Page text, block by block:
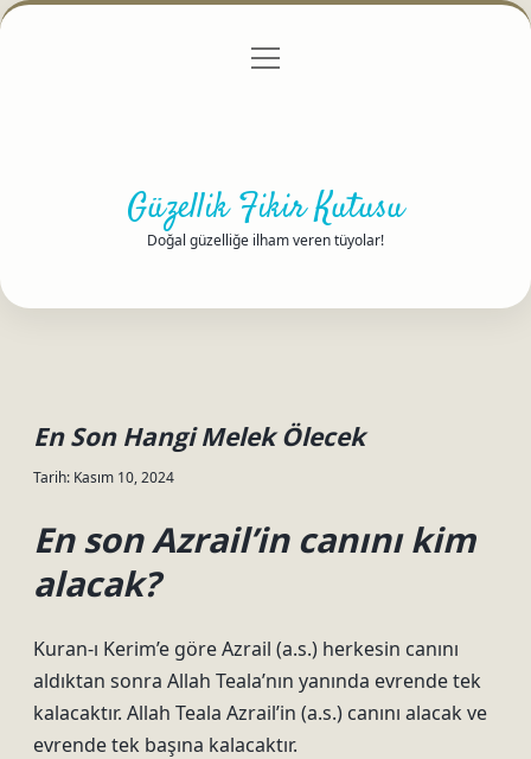
Gizlilik Politikası
menüyü
Güzellik Fikir Kutusu
Doğal güzelliğe ilham veren tüyolar!
En Son Hangi Melek Ölecek
Tarih: Kasım 10, 2024
En son Azrail’in canını kim
alacak?
Kuran-ı Kerim’e göre Azrail (a.s.) herkesin canını
aldıktan sonra Allah Teala’nın yanında evrende tek
kalacaktır. Allah Teala Azrail’in (a.s.) canını alacak ve
evrende tek başına kalacaktır.